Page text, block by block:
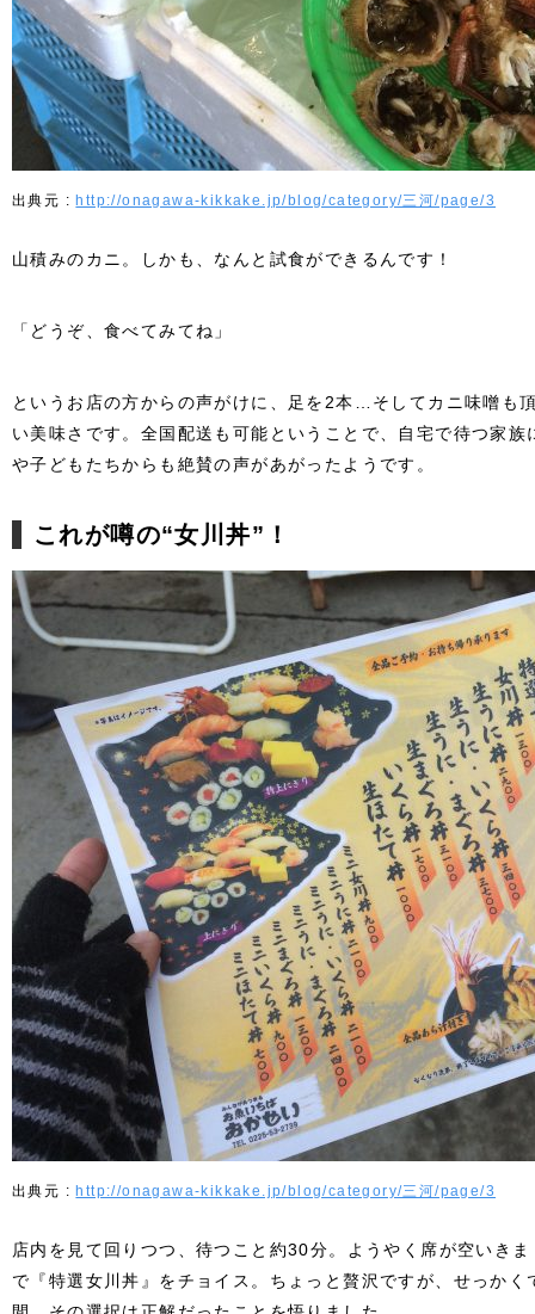
http://onagawa-kikkake.jp/blog/category/三河/page/3
山積みのカニ。しかも、なんと試食ができるんです！
「どうぞ、食べてみてね」
というお店の方からの声がけに、足を2本…そしてカニ味噌も
い美味さです。全国配送も可能ということで、自宅で待つ家
や子どもたちからも絶賛の声があがったようです。
これが噂の“女川丼”！
http://onagawa-kikkake.jp/blog/category/三河/page/3
店内を見て回りつつ、待つこと約30分。ようやく席が空いき
で『特選女川丼』をチョイス。ちょっと贅沢ですが、せっか